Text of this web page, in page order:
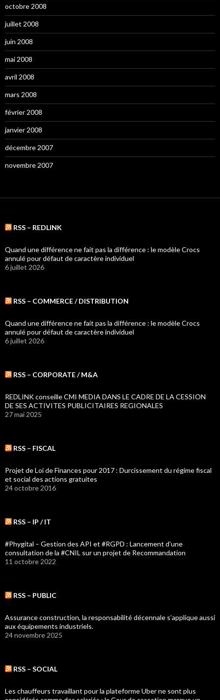
octobre 2008
juillet 2008
juin 2008
mai 2008
avril 2008
mars 2008
février 2008
janvier 2008
décembre 2007
novembre 2007
RSS – REDLINK
Quand une différence ne fait pas la différence : le modèle Crocs
annulé pour défaut de caractère individuel
6 juillet 2026
RSS – COMMERCE / DISTRIBUTION
Quand une différence ne fait pas la différence : le modèle Crocs
annulé pour défaut de caractère individuel
6 juillet 2026
RSS – CORPORATE / M&A
REDLINK conseille CMI MEDIA DANS LE CADRE DE LA CESSION
DE SES ACTIVITES PUBLICITAIRES REGIONALES
27 mai 2025
RSS – FISCAL
Projet de Loi de Finances pour 2017 : Durcissement du régime fiscal
et social des actions gratuites
24 octobre 2016
RSS – IP / IT
#Phygital – Gestion des API et #RGPD : Lancement d’une
consultation de la #CNIL sur un projet de Recommandation
11 octobre 2022
RSS – PUBLIC
Assurance construction, la responsabilité décennale s’applique aussi
aux équipements industriels.
24 novembre 2025
RSS – SOCIAL
Les chauffeurs travaillant pour la plateforme Uber ne sont plus